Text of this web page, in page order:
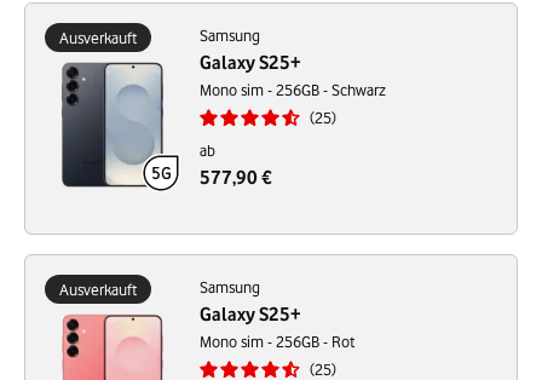
Ausverkauft Samsung
Galaxy S25+
Mono sim - 256GB - Schwarz
25
ab
577,90 €
Ausverkauft Samsung
Galaxy S25+
Mono sim - 256GB - Rot
25